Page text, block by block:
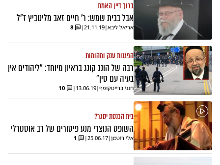
ברוך דיין האמת
אבל בבית שמש: ר' חיים זאב מלינוביץ ז"ל
אריאל ליבא|
21.11.19
|
8
הפגנות ענק ומהומות
רבה של הונג קונג בראיון מיוחד: "ליהודים אין
בעיה עם סין"
חנני ברייטקופף|
13.06.19
|
10
בית הכנסת יסגר?
השופט הנוצרי מנע פיטורים של רב אוסטרלי
אלי רוטמן|
25.06.17
|
1